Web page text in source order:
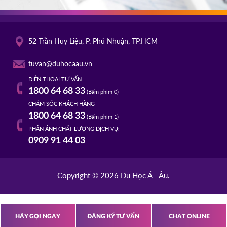
02/10/2025
14h00
HOT
01/10/2025
10h00
Mỹ TACOMA COMMUNITY COLLEGE
52 Trần Huy Liệu, P. Phú Nhuận, TP.HCM
tuvan@duhocaau.vn
ĐIỆN THOẠI TƯ VẤN
1800 64 68 33(Bấm phím 0)
CHĂM SÓC KHÁCH HÀNG
1800 64 68 33(Bấm phím 1)
PHẢN ÁNH CHẤT LƯỢNG DỊCH VỤ:
0909 91 44 03
Copyright © 2026 Du Học Á - Âu.
HÃY GỌI NGAY ĐĂNG KÝ TƯ VẤN CHAT ONLINE